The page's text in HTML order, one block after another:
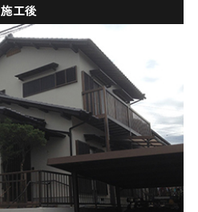
施工後